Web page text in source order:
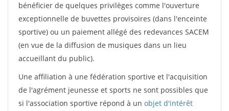
bénéficier de quelques privilèges comme l'ouverture
exceptionnelle de buvettes provisoires (dans l'enceinte
sportive) ou un paiement allégé des redevances SACEM
(en vue de la diffusion de musiques dans un lieu
accueillant du public).
Une affiliation à une fédération sportive et l'acquisition
de l'agrément jeunesse et sports ne sont possibles que
si l'association sportive répond à un objet d'intérêt